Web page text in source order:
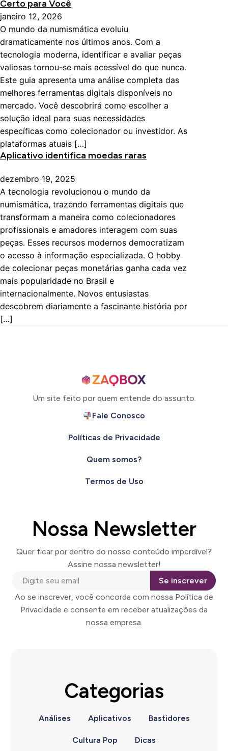
Certo para Você
janeiro 12, 2026
O mundo da numismática evoluiu
dramaticamente nos últimos anos. Com a
tecnologia moderna, identificar e avaliar peças
valiosas tornou-se mais acessível do que nunca.
Este guia apresenta uma análise completa das
melhores ferramentas digitais disponíveis no
mercado. Você descobrirá como escolher a
solução ideal para suas necessidades
específicas como colecionador ou investidor. As
plataformas atuais […]
Aplicativo identifica moedas raras
dezembro 19, 2025
A tecnologia revolucionou o mundo da
numismática, trazendo ferramentas digitais que
transformam a maneira como colecionadores
profissionais e amadores interagem com suas
peças. Esses recursos modernos democratizam
o acesso à informação especializada. O hobby
de colecionar peças monetárias ganha cada vez
mais popularidade no Brasil e
internacionalmente. Novos entusiastas
descobrem diariamente a fascinante história por
[…]
Um site feito por quem entende do assunto.
Fale Conosco
Políticas de Privacidade
Quem somos?
Termos de Uso
Nossa Newsletter
Quer ficar por dentro do nosso conteúdo imperdível?
Assine nossa newsletter!
Se inscrever
Ao se inscrever, você concorda com nossa Política de
Privacidade e consente em receber atualizações da
nossa empresa.
Categorias
Análises Aplicativos Bastidores
Cultura Pop Dicas